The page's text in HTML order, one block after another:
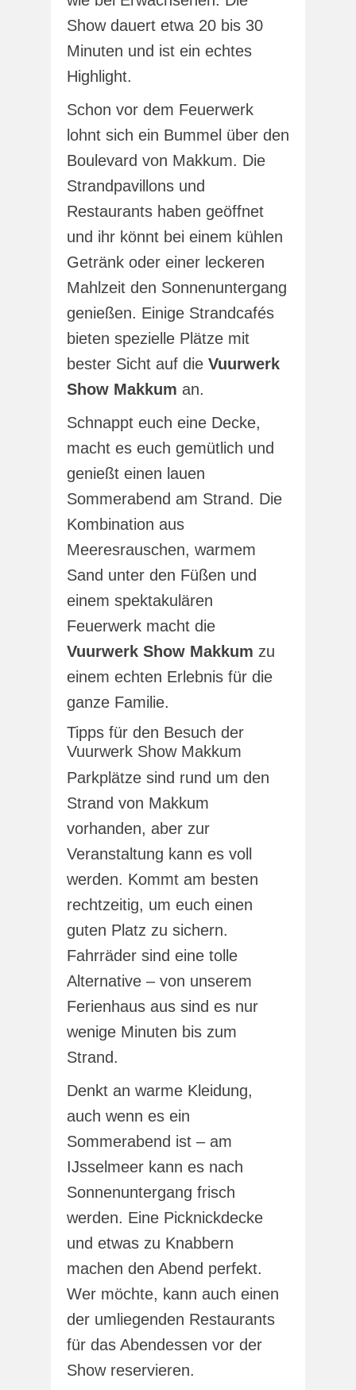
Show dauert etwa 20 bis 30
Minuten und ist ein echtes
Highlight.
Schon vor dem Feuerwerk
lohnt sich ein Bummel über den
Boulevard von Makkum. Die
Strandpavillons und
Restaurants haben geöffnet
und ihr könnt bei einem kühlen
Getränk oder einer leckeren
Mahlzeit den Sonnenuntergang
genießen. Einige Strandcafés
bieten spezielle Plätze mit
bester Sicht auf die Vuurwerk
Show Makkum an.
Schnappt euch eine Decke,
macht es euch gemütlich und
genießt einen lauen
Sommerabend am Strand. Die
Kombination aus
Meeresrauschen, warmem
Sand unter den Füßen und
einem spektakulären
Feuerwerk macht die
Vuurwerk Show Makkum zu
einem echten Erlebnis für die
ganze Familie.
Tipps für den Besuch der
Vuurwerk Show Makkum
Parkplätze sind rund um den
Strand von Makkum
vorhanden, aber zur
Veranstaltung kann es voll
werden. Kommt am besten
rechtzeitig, um euch einen
guten Platz zu sichern.
Fahrräder sind eine tolle
Alternative – von unserem
Ferienhaus aus sind es nur
wenige Minuten bis zum
Strand.
Denkt an warme Kleidung,
auch wenn es ein
Sommerabend ist – am
IJsselmeer kann es nach
Sonnenuntergang frisch
werden. Eine Picknickdecke
und etwas zu Knabbern
machen den Abend perfekt.
Wer möchte, kann auch einen
der umliegenden Restaurants
für das Abendessen vor der
Show reservieren.